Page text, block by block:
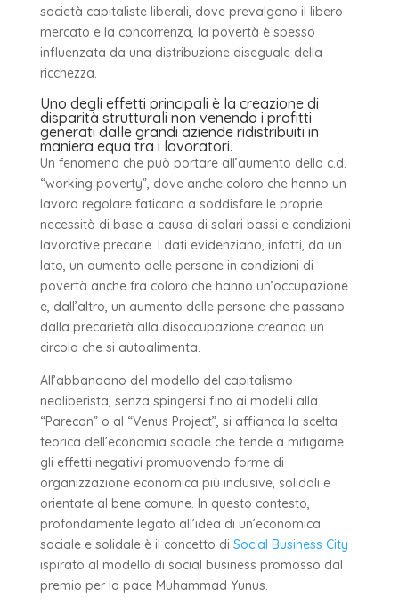
società capitaliste liberali, dove prevalgono il libero
mercato e la concorrenza, la povertà è spesso
influenzata da una distribuzione diseguale della
ricchezza.
Uno degli effetti principali è la creazione di
disparità strutturali non venendo i profitti
generati dalle grandi aziende ridistribuiti in
maniera equa tra i lavoratori.
Un fenomeno che può portare all’aumento della c.d.
“working poverty”, dove anche coloro che hanno un
lavoro regolare faticano a soddisfare le proprie
necessità di base a causa di salari bassi e condizioni
lavorative precarie. I dati evidenziano, infatti, da un
lato, un aumento delle persone in condizioni di
povertà anche fra coloro che hanno un’occupazione
e, dall’altro, un aumento delle persone che passano
dalla precarietà alla disoccupazione creando un
circolo che si autoalimenta.
All’abbandono del modello del capitalismo
neoliberista, senza spingersi fino ai modelli alla
“Parecon” o al “Venus Project”, si affianca la scelta
teorica dell’economia sociale che tende a mitigarne
gli effetti negativi promuovendo forme di
organizzazione economica più inclusive, solidali e
orientate al bene comune. In questo contesto,
profondamente legato all’idea di un’economica
sociale e solidale è il concetto di Social Business City
ispirato al modello di social business promosso dal
premio per la pace Muhammad Yunus.